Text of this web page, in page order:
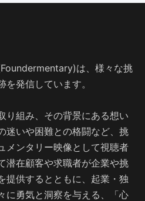
は、様々な挑
発信しています。
り組み、その背景にある想い
迷いや困難との格闘など、挑
メンタリー映像として視聴者
潜在顧客や求職者が企業や挑
提供するとともに、起業・独
に勇気と洞察を与える、「心